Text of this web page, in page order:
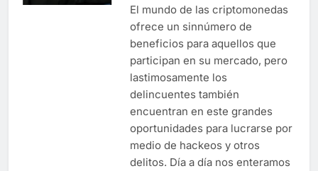
El mundo de las criptomonedas
ofrece un sinnúmero de
beneficios para aquellos que
participan en su mercado, pero
lastimosamente los
delincuentes también
encuentran en este grandes
oportunidades para lucrarse por
medio de hackeos y otros
delitos. Día a día nos enteramos